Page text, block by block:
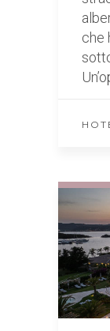
che